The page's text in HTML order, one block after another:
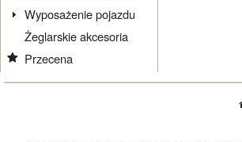
Wyposażenie pojazdu
Żeglarskie akcesoria
Przecena